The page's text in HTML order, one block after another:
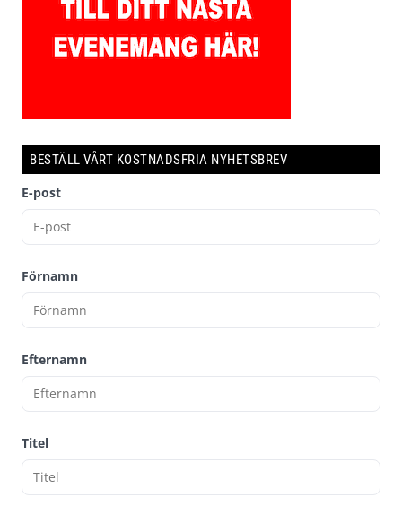
BESTÄLL VÅRT KOSTNADSFRIA NYHETSBREV
E-post
Förnamn
Efternamn
Titel